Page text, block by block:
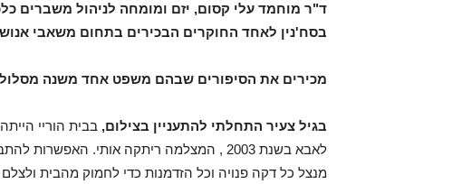
ד"ר מוחמד עלי קסום, יזם ומומחה לניהול משברים
בסח'נין לאחד החוקרים הבכירים בתחום משאבי
מכירים את הסיפורים שבהם משפט אחד משנה
בגיל צעיר התחלתי להתעניין בצילום, בבית הוריי
לאבא בשנת 2003 , המצלמה ריתקה אותי.
מנצל כל דקה פנויה וכל הזדמנות כדי לחמוק מהבית ולצלם